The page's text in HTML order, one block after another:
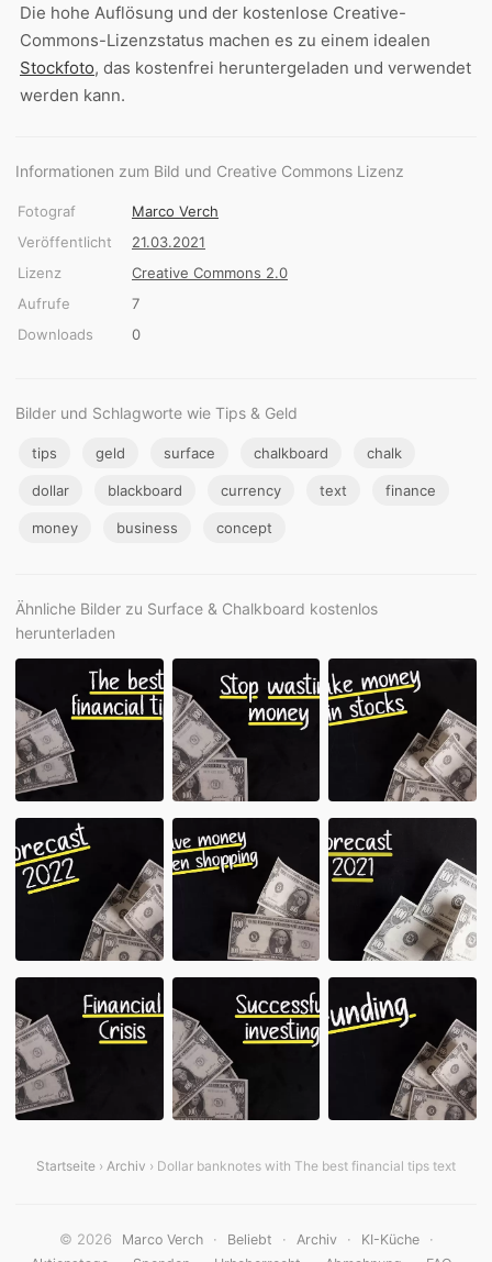
Die hohe Auflösung und der kostenlose Creative-
Commons-Lizenzstatus machen es zu einem idealen
Stockfoto, das kostenfrei heruntergeladen und verwendet
werden kann.
Informationen zum Bild und Creative Commons Lizenz
Fotograf
Marco Verch
Veröffentlicht
21.03.2021
Lizenz
Creative Commons 2.0
Aufrufe
7
Downloads
0
Bilder und Schlagworte wie Tips & Geld
tips geld surface chalkboard chalk
dollar blackboard currency text finance
money business concept
Ähnliche Bilder zu Surface & Chalkboard kostenlos
herunterladen
Startseite › Archiv › Dollar banknotes with The best financial tips text
© 2026 Marco Verch · Beliebt · Archiv · KI-Küche ·